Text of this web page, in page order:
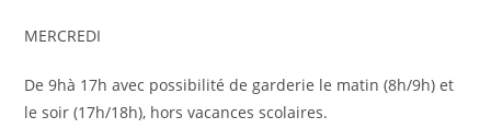
MERCREDI
De 9hà 17h avec possibilité de garderie le matin (8h/9h) et
le soir (17h/18h), hors vacances scolaires.